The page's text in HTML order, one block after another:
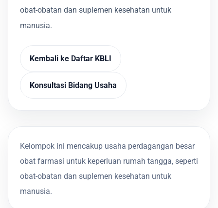
obat-obatan dan suplemen kesehatan untuk
manusia.
Kembali ke Daftar KBLI
Konsultasi Bidang Usaha
Kelompok ini mencakup usaha perdagangan besar
obat farmasi untuk keperluan rumah tangga, seperti
obat-obatan dan suplemen kesehatan untuk
manusia.